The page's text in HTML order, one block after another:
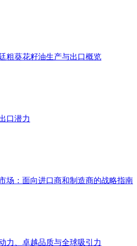
粗葵花籽油生产与出口概览
口潜力
场：面向进口商和制造商的战略指南
力、卓越品质与全球吸引力